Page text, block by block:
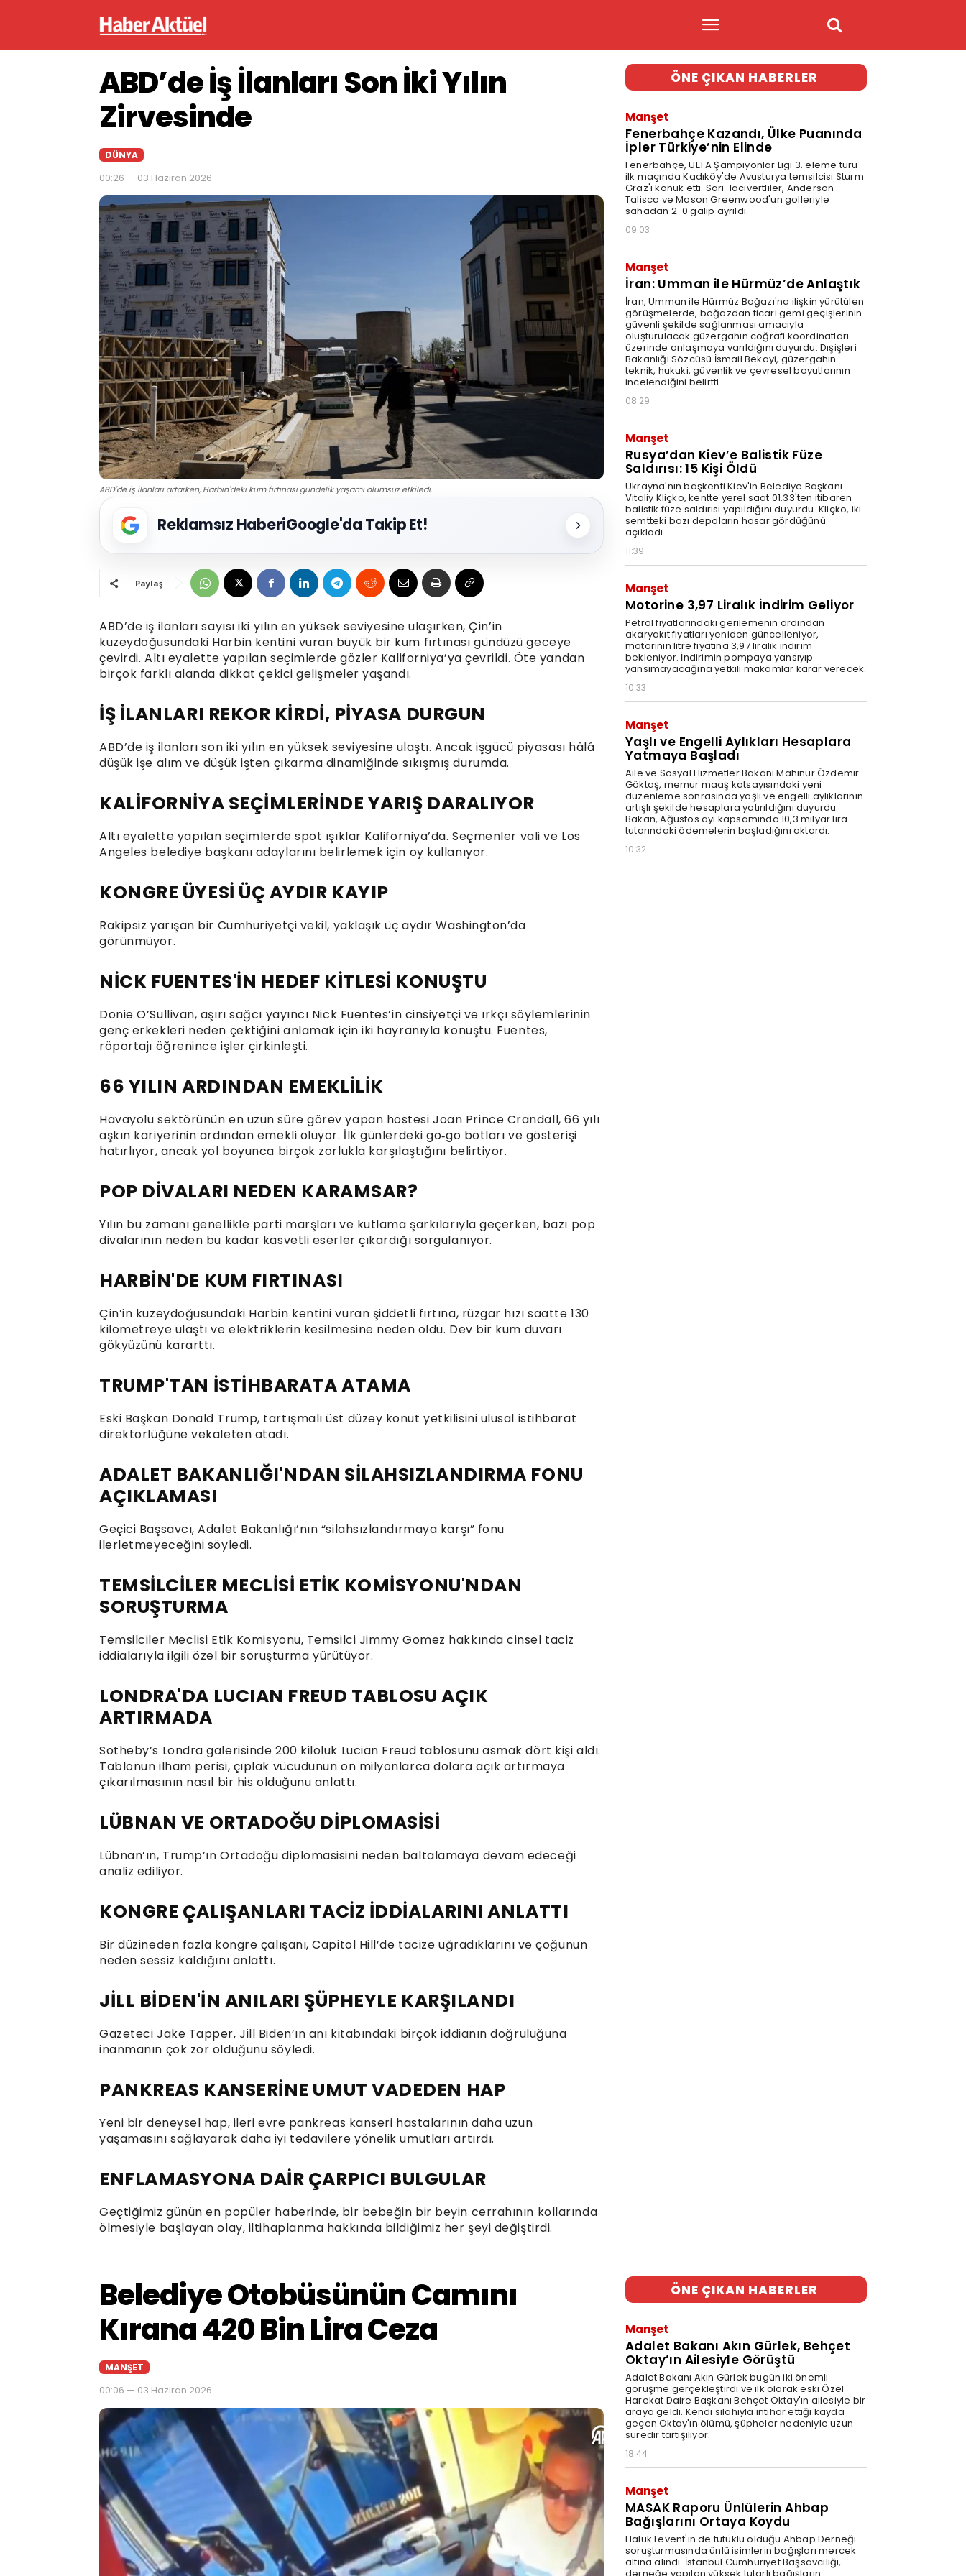
ABD’de İş İlanları Son İki Yılın
Zirvesinde
DÜNYA
00:26 — 03 Haziran 2026
ABD'de iş ilanları artarken, Harbin'deki kum fırtınası gündelik yaşamı olumsuz etkiledi.
Reklamsız HaberiGoogle'da Takip Et!
Paylaş
ABD’de iş ilanları sayısı iki yılın en yüksek seviyesine ulaşırken, Çin’in
kuzeydoğusundaki Harbin kentini vuran büyük bir kum fırtınası gündüzü geceye
çevirdi. Altı eyalette yapılan seçimlerde gözler Kaliforniya’ya çevrildi. Öte yandan
birçok farklı alanda dikkat çekici gelişmeler yaşandı.
İŞ İLANLARI REKOR KİRDİ, PİYASA DURGUN
ABD’de iş ilanları son iki yılın en yüksek seviyesine ulaştı. Ancak işgücü piyasası hâlâ
düşük işe alım ve düşük işten çıkarma dinamiğinde sıkışmış durumda.
KALİFORNİYA SEÇİMLERİNDE YARIŞ DARALIYOR
Altı eyalette yapılan seçimlerde spot ışıklar Kaliforniya’da. Seçmenler vali ve Los
Angeles belediye başkanı adaylarını belirlemek için oy kullanıyor.
KONGRE ÜYESİ ÜÇ AYDIR KAYIP
Rakipsiz yarışan bir Cumhuriyetçi vekil, yaklaşık üç aydır Washington’da
görünmüyor.
NİCK FUENTES'İN HEDEF KİTLESİ KONUŞTU
Donie O’Sullivan, aşırı sağcı yayıncı Nick Fuentes’in cinsiyetçi ve ırkçı söylemlerinin
genç erkekleri neden çektiğini anlamak için iki hayranıyla konuştu. Fuentes,
röportajı öğrenince işler çirkinleşti.
66 YILIN ARDINDAN EMEKLİLİK
Havayolu sektörünün en uzun süre görev yapan hostesi Joan Prince Crandall, 66 yılı
aşkın kariyerinin ardından emekli oluyor. İlk günlerdeki go‑go botları ve gösterişi
hatırlıyor, ancak yol boyunca birçok zorlukla karşılaştığını belirtiyor.
POP DİVALARI NEDEN KARAMSAR?
Yılın bu zamanı genellikle parti marşları ve kutlama şarkılarıyla geçerken, bazı pop
divalarının neden bu kadar kasvetli eserler çıkardığı sorgulanıyor.
HARBİN'DE KUM FIRTINASI
Çin’in kuzeydoğusundaki Harbin kentini vuran şiddetli fırtına, rüzgar hızı saatte 130
kilometreye ulaştı ve elektriklerin kesilmesine neden oldu. Dev bir kum duvarı
gökyüzünü kararttı.
TRUMP'TAN İSTİHBARATA ATAMA
Eski Başkan Donald Trump, tartışmalı üst düzey konut yetkilisini ulusal istihbarat
direktörlüğüne vekaleten atadı.
ADALET BAKANLIĞI'NDAN SİLAHSIZLANDIRMA FONU
AÇIKLAMASI
Geçici Başsavcı, Adalet Bakanlığı’nın “silahsızlandırmaya karşı” fonu
ilerletmeyeceğini söyledi.
TEMSİLCİLER MECLİSİ ETİK KOMİSYONU'NDAN
SORUŞTURMA
Temsilciler Meclisi Etik Komisyonu, Temsilci Jimmy Gomez hakkında cinsel taciz
iddialarıyla ilgili özel bir soruşturma yürütüyor.
LONDRA'DA LUCIAN FREUD TABLOSU AÇIK
ARTIRMADA
Sotheby’s Londra galerisinde 200 kiloluk Lucian Freud tablosunu asmak dört kişi aldı.
Tablonun ilham perisi, çıplak vücudunun on milyonlarca dolara açık artırmaya
çıkarılmasının nasıl bir his olduğunu anlattı.
LÜBNAN VE ORTADOĞU DİPLOMASİSİ
Lübnan’ın, Trump’ın Ortadoğu diplomasisini neden baltalamaya devam edeceği
analiz ediliyor.
KONGRE ÇALIŞANLARI TACİZ İDDİALARINI ANLATTI
Bir düzineden fazla kongre çalışanı, Capitol Hill’de tacize uğradıklarını ve çoğunun
neden sessiz kaldığını anlattı.
JİLL BİDEN'İN ANILARI ŞÜPHEYLE KARŞILANDI
Gazeteci Jake Tapper, Jill Biden’ın anı kitabındaki birçok iddianın doğruluğuna
inanmanın çok zor olduğunu söyledi.
PANKREAS KANSERİNE UMUT VADEDEN HAP
Yeni bir deneysel hap, ileri evre pankreas kanseri hastalarının daha uzun
yaşamasını sağlayarak daha iyi tedavilere yönelik umutları artırdı.
ENFLAMASYONA DAİR ÇARPICI BULGULAR
Geçtiğimiz günün en popüler haberinde, bir bebeğin bir beyin cerrahının kollarında
ölmesiyle başlayan olay, iltihaplanma hakkında bildiğimiz her şeyi değiştirdi.
ÖNE ÇIKAN HABERLER
Manşet
Fenerbahçe Kazandı, Ülke Puanında
İpler Türkiye’nin Elinde
Fenerbahçe, UEFA Şampiyonlar Ligi 3. eleme turu
ilk maçında Kadıköy'de Avusturya temsilcisi Sturm
Graz'ı konuk etti. Sarı-lacivertliler, Anderson
Talisca ve Mason Greenwood'un golleriyle
sahadan 2-0 galip ayrıldı.
09:03
Manşet
İran: Umman ile Hürmüz’de Anlaştık
İran, Umman ile Hürmüz Boğazı'na ilişkin yürütülen
görüşmelerde, boğazdan ticari gemi geçişlerinin
güvenli şekilde sağlanması amacıyla
oluşturulacak güzergahın coğrafi koordinatları
üzerinde anlaşmaya varıldığını duyurdu. Dışişleri
Bakanlığı Sözcüsü İsmail Bekayi, güzergahın
teknik, hukuki, güvenlik ve çevresel boyutlarının
incelendiğini belirtti.
08:29
Manşet
Rusya’dan Kiev’e Balistik Füze
Saldırısı: 15 Kişi Öldü
Ukrayna'nın başkenti Kiev'in Belediye Başkanı
Vitaliy Kliçko, kentte yerel saat 01.33'ten itibaren
balistik füze saldırısı yapıldığını duyurdu. Kliçko, iki
semtteki bazı depoların hasar gördüğünü
açıkladı.
11:39
Manşet
Motorine 3,97 Liralık İndirim Geliyor
Petrol fiyatlarındaki gerilemenin ardından
akaryakıt fiyatları yeniden güncelleniyor,
motorinin litre fiyatına 3,97 liralık indirim
bekleniyor. İndirimin pompaya yansıyıp
yansımayacağına yetkili makamlar karar verecek.
10:33
Manşet
Yaşlı ve Engelli Aylıkları Hesaplara
Yatmaya Başladı
Aile ve Sosyal Hizmetler Bakanı Mahinur Özdemir
Göktaş, memur maaş katsayısındaki yeni
düzenleme sonrasında yaşlı ve engelli aylıklarının
artışlı şekilde hesaplara yatırıldığını duyurdu.
Bakan, Ağustos ayı kapsamında 10,3 milyar lira
tutarındaki ödemelerin başladığını aktardı.
10:32